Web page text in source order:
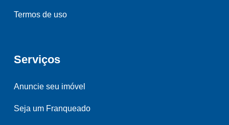
Termos de uso
Serviços
Anuncie seu imóvel
Seja um Franqueado